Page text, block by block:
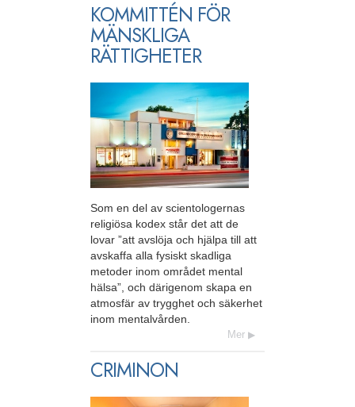
KOMMITTÉN FÖR
MÄNSKLIGA
RÄTTIGHETER
Som en del av scientologernas
religiösa kodex står det att de
lovar ”att avslöja och hjälpa till att
avskaffa alla fysiskt skadliga
metoder inom området mental
hälsa”, och därigenom skapa en
atmosfär av trygghet och säkerhet
inom mentalvården.
Mer
CRIMINON